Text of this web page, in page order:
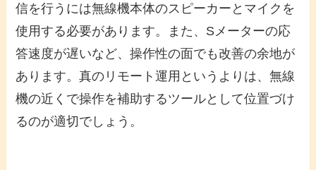
信を行うには無線機本体のスピーカーとマイクを
使用する必要があります。また、Sメーターの応
答速度が遅いなど、操作性の面でも改善の余地が
あります。真のリモート運用というよりは、無線
機の近くで操作を補助するツールとして位置づけ
るのが適切でしょう。